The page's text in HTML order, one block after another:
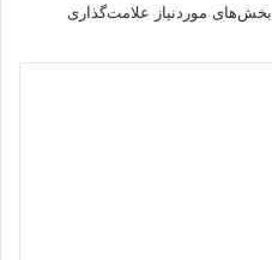
بخش‌های موردنیاز علامت‌گذاری